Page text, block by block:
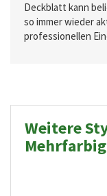
Deckblatt kann
so immer wieder
professionellen
Weitere
Mehrfarbig